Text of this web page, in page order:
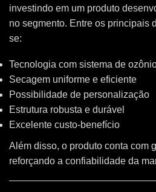
investindo em um produto
no segmento. Entre os principais
se:
Tecnologia com sistema de
Secagem uniforme e eficiente
Possibilidade de personalização
Estrutura robusta e durável
Excelente custo-benefício
Além disso, o produto conta com
reforçando a confiabilidade da